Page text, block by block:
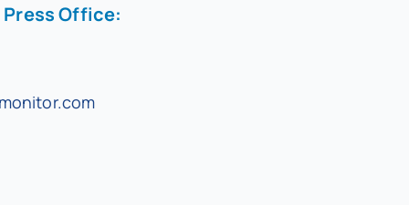
Press Office: